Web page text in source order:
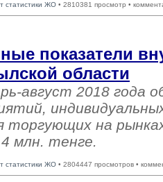
статистики ЖО • 2810381 просмотр •
показатели
области
август 2018 года
торгующих на
млн. тенге.
статистики ЖО • 2804447 просмотров •